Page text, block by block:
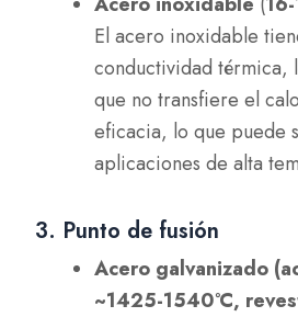
El acero inoxidable
conductividad térmica,
que no transfiere el
eficacia, lo que puede
aplicaciones de alta
3. Punto de fusión
Acero galvanizado
~1425-1540°C,